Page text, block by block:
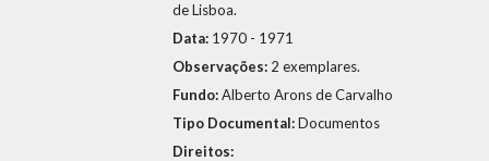
de Lisboa.
Data: 1970 - 1971
Observações: 2 exemplares.
Fundo:Alberto Arons de Carvalho
Tipo Documental:Documentos
Direitos: